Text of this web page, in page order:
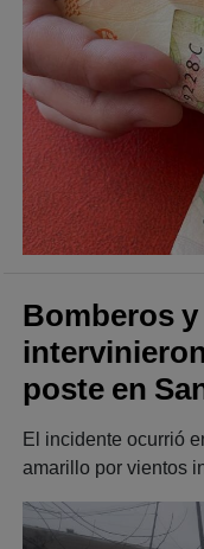
Bomberos
poste en
El incidente ocurrió
amarillo por vientos